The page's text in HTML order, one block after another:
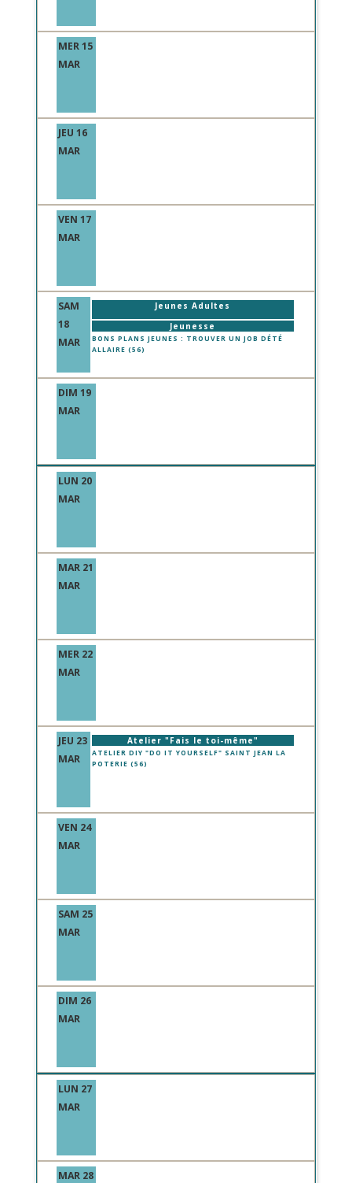
MER 15
MAR
JEU 16
MAR
VEN 17
MAR
SAM
18
MAR
Jeunes Adultes
Jeunesse
BONS PLANS JEUNES : TROUVER UN JOB DÉTÉ
ALLAIRE (56)
DIM 19
MAR
LUN 20
MAR
MAR 21
MAR
MER 22
MAR
JEU 23
MAR
Atelier "Fais le toi-même"
ATELIER DIY "DO IT YOURSELF" SAINT JEAN LA
POTERIE (56)
VEN 24
MAR
SAM 25
MAR
DIM 26
MAR
LUN 27
MAR
MAR 28